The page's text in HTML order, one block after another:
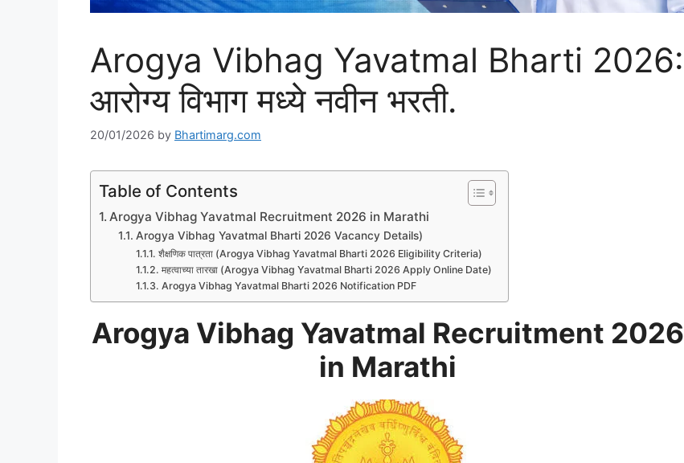
Arogya Vibhag Yavatmal Bharti 2026:
आरोग्य विभाग मध्ये नवीन भरती.
20/01/2026 by Bhartimarg.com
Table of Contents
Arogya Vibhag Yavatmal Recruitment 2026 in Marathi
Arogya Vibhag Yavatmal Bharti 2026 Vacancy Details)
शैक्षणिक पात्रता (Arogya Vibhag Yavatmal Bharti 2026 Eligibility Criteria)
महत्वाच्या तारखा (Arogya Vibhag Yavatmal Bharti 2026 Apply Online Date)
Arogya Vibhag Yavatmal Bharti 2026 Notification PDF
Arogya Vibhag Yavatmal Recruitment 2026
in Marathi